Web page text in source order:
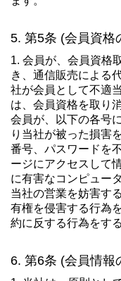
第5条 (会員資格
1. 会員が、会員資格
き、通信販売による
社が会員として不適
は、会員資格を取り
会員が、以下の各号
り当社が被った損害
番号、パスワードを
ージにアクセスして
に有害なコンピュー
当社の営業を妨害す
有権を侵害する行為
約に反する行為をす
第6条 (会員情報